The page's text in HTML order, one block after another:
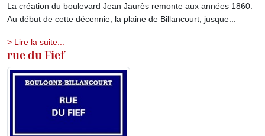
La création du boulevard Jean Jaurès remonte aux années 1860.
Au début de cette décennie, la plaine de Billancourt, jusque...
> Lire la suite...
rue du Fief